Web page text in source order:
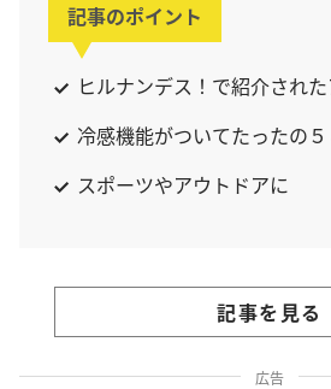
記事のポイント
ヒルナンデス！で紹介され
冷感機能がついてたったの
スポーツやアウトドアに
記事を見る
広告